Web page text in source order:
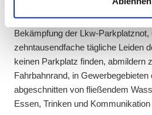
soziale Medien, Werbung und
Partner führen diese
weiteren Daten zusammen, die
haben oder die sie im Rahmen
gesammelt haben.
Engagement in der Coronakrise für
der Straße“ und den gerade
Bekämpfung der Lkw-Parkplatznot,
zehntausendfache tägliche Leiden
keinen Parkplatz finden, abmildern
Fahrbahnrand, in Gewerbegebieten
abgeschnitten von fließendem
Essen, Trinken und